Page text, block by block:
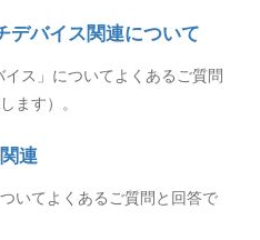
デバイス関連について
イス」についてよくあるご質問
ます）。
連
いてよくあるご質問と回答で